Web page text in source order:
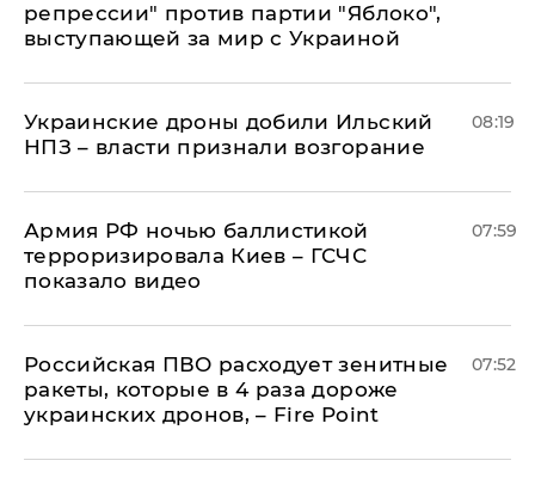
репрессии" против партии "Яблоко",
выступающей за мир с Украиной
Украинские дроны добили Ильский
НПЗ – власти признали возгорание
08:19
Армия РФ ночью баллистикой
терроризировала Киев – ГСЧС
показало видео
07:59
Российская ПВО расходует зенитные
ракеты, которые в 4 раза дороже
украинских дронов, – Fire Point
07:52